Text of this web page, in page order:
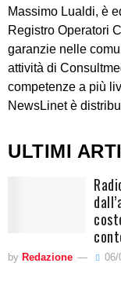
Massimo Lualdi, è
Registro Operatori
garanzie nelle
attività di
competenze a più
NewsLinet è
ULTIMI
by Redazione 06/